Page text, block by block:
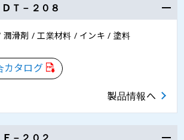
Ｔ－２０８
滑剤 / 工業材料 / インキ / 塗料
カタログ
製品情報へ
－２０２